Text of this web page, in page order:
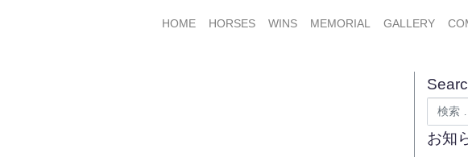
HOME
HORSES WINS MEMORIAL GALLERY
検索
お知